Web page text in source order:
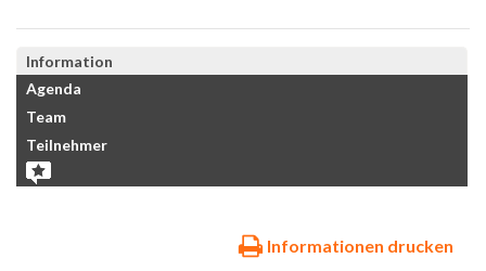
Information
Agenda
Team
Teilnehmer
Informationen drucken